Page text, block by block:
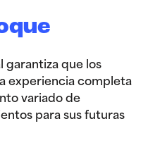
garantiza que los
experiencia completa
variado de
para sus futuras